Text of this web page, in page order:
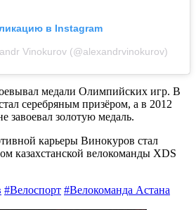
в Instagram
Vinokurov (@alexandrvinokurov)
медали Олимпийских игр. В
серебряным призёром, а в 2012
завоевал золотую медаль.
карьеры Винокуров стал
казахстанской велокоманды XDS
#Велоспорт #Велокоманда Астана